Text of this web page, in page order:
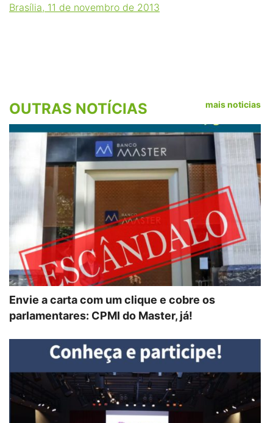
Brasília, 11 de novembro de 2013
OUTRAS NOTÍCIAS mais noticias
Envie a carta com um clique e cobre os
parlamentares: CPMI do Master, já!